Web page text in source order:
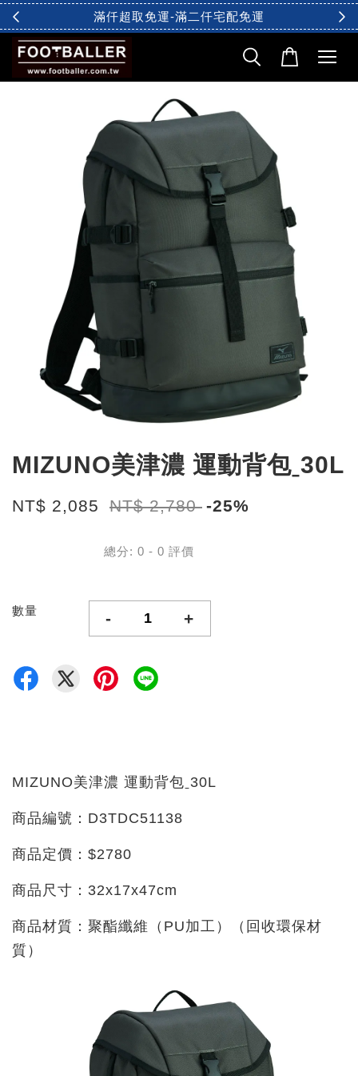
滿仟超取免運-滿二仟宅配免運
MIZUNO美津濃 運動背包ˍ30L
NT$ 2,085 NT$ 2,780 -25%
總分: 0 - 0 評價
數量 - +
MIZUNO美津濃 運動背包ˍ30L
商品編號：D3TDC51138
商品定價：$2780
商品尺寸：32x17x47cm
商品材質：聚酯纖維（PU加工）（回收環保材
質）